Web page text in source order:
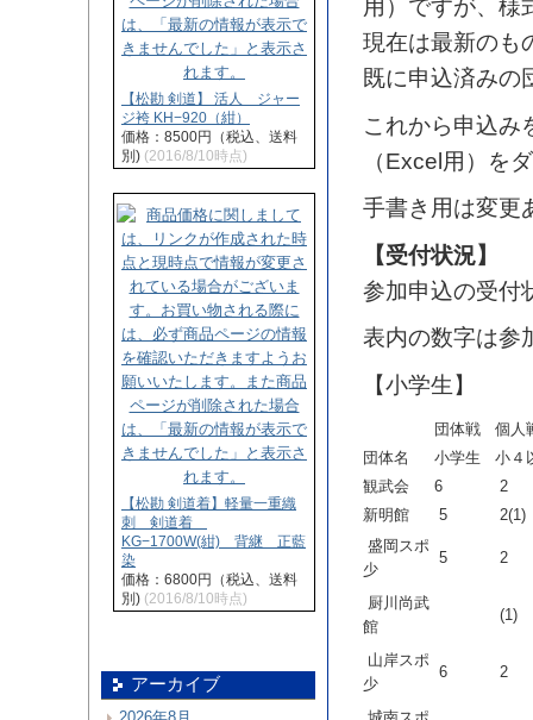
用）ですが、様
現在は最新のも
既に申込済みの
これから申込み
（Excel用）を
手書き用は変更
【受付状況】
参加申込の受付
表内の数字は参
【小学生】
団体戦
個人
団体名
小学生
小４
観武会
6
2
新明館
5
2(1)
盛岡スポ
少
5 2
厨川尚武
館
(1)
山岸スポ
少
6 2
【松勘 剣道】 活人 ジャー
ジ袴 KH−920（紺）
価格：8500円（税込、送料
別) (2016/8/10時点)
【松勘 剣道着】軽量一重織
刺 剣道着
KG−1700W(紺) 背継 正藍
染
価格：6800円（税込、送料
別) (2016/8/10時点)
アーカイブ